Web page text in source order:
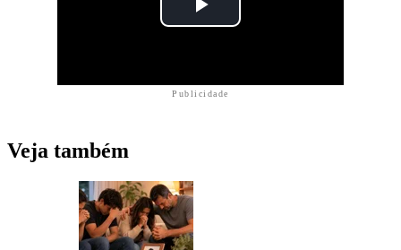
Publicidade
Veja também